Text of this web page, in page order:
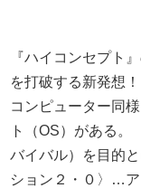
『ハイコンセプ
を打破する新発想
コンピューター同
ト（OS）がある
バイバル）を目的
ション２・０〉…